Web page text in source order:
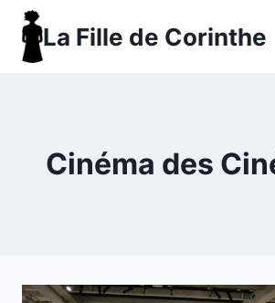
Aller
contenu
La Fille de Corinthe
Cinéma des